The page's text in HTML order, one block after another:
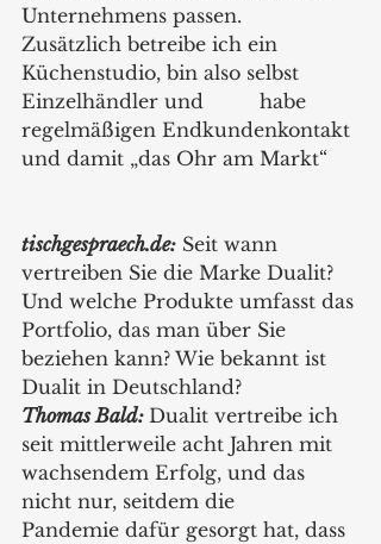
Unternehmens passen.
Zusätzlich betreibe ich ein
Küchenstudio, bin also selbst
Einzelhändler und 	habe
regelmäßigen Endkundenkontakt
und damit „das Ohr am Markt“
tischgespraech.de: Seit wann
vertreiben Sie die Marke Dualit?
Und welche Produkte umfasst das
Portfolio, das man über Sie
beziehen kann? Wie bekannt ist
Dualit in Deutschland?
Thomas Bald: Dualit vertreibe ich
seit mittlerweile acht Jahren mit
wachsendem Erfolg, und das
nicht nur, seitdem die
Pandemie dafür gesorgt hat, dass